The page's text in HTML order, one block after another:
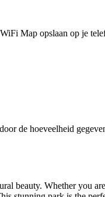
Map opslaan op je
de hoeveelheid
beauty. Whether you